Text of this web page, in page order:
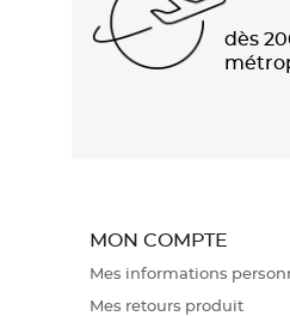
dès
MON COMPTE
Mes informations
Mes retours produit